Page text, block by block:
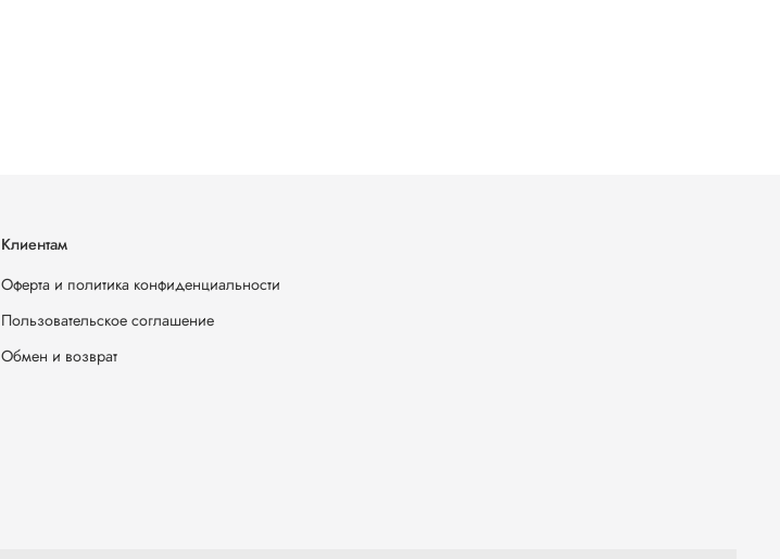
Клиентам
Оферта и политика конфиденциальности
Пользовательское соглашение
Обмен и возврат